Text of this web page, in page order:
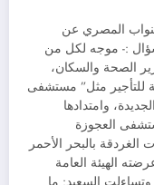
المصري عن
:- موجه لكل من
الصحة والسكان،
للتأجير مثل” مستشفى
وامتدادها
العجوزة
بالبحر الأحمر
الهيئة العامة
وتساءلت السعيد: ما